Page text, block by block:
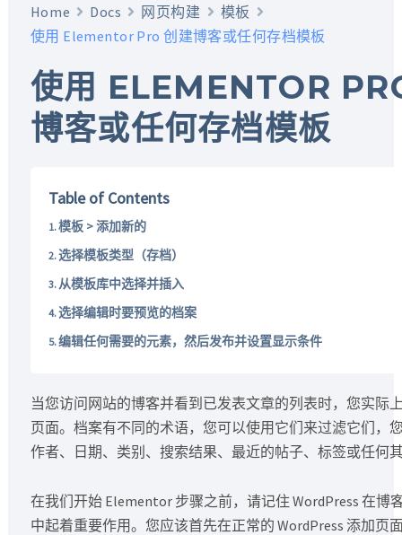
Home Docs 网页构建
模板
使用 Elementor Pro 创建博客或任何存档模板
使用 ELEMENTOR
博客或任何存档模板
Table of Contents
模板 > 添加新的
选择模板类型（存档）
从模板库中选择并插入
选择编辑时要预览的档案
编辑任何需要的元素，然后发布并设置显示条件
当您访问网站的博客并看到已发表文章的列表时，您实际
页面。档案有不同的术语，您可以使用它们来过滤它们，
作者、日期、类别、搜索结果、最近的帖子、标签或任何
在我们开始 Elementor 步骤之前，请记住 WordPress 在博
中起着重要作用。您应该首先在正常的 WordPress 添加页